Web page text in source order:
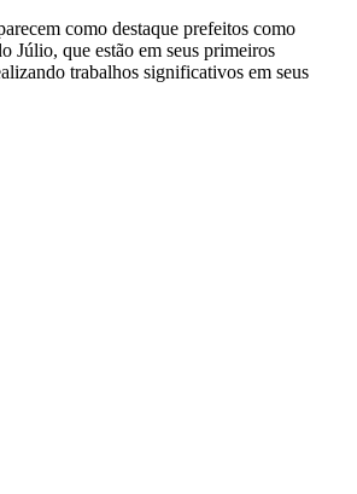
como destaque prefeitos como
Júlio, que estão em seus primeiros
trabalhos significativos em seus